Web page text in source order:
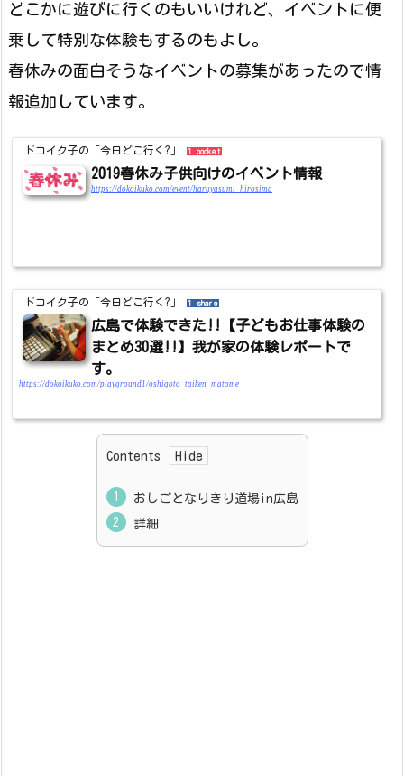
どこかに遊びに行くのもいいけれど、イベントに便
乗して特別な体験もするのもよし。
春休みの面白そうなイベントの募集があったので情
報追加しています。
ドコイク子の「今日どこ行く?」 1 pocket
2019春休み子供向けのイベント情報
https://dokoikuko.com/event/haruyasumi_hirosima
ドコイク子の「今日どこ行く?」 1 share
広島で体験できた!!【子どもお仕事体験の
まとめ30選!!】我が家の体験レポートで
す。
https://dokoikuko.com/playground1/oshigoto_taiken_matome
Contents
おしごとなりきり道場in広島
詳細